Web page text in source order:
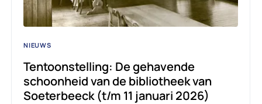
NIEUWS
Tentoonstelling: De gehavende
schoonheid van de bibliotheek van
Soeterbeeck (t/m 11 januari 2026)